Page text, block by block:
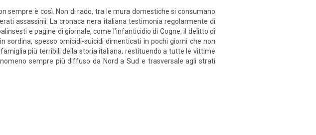
sempre è così. Non di rado, tra le mura domestiche si consumano
assassinii. La cronaca nera italiana testimonia regolarmente di
e pagine di giornale, come l’infanticidio di Cogne, il delitto di
sordina, spesso omicidi-suicidi dimenticati in pochi giorni che non
più terribili della storia italiana, restituendo a tutte le vittime
sempre più diffuso da Nord a Sud e trasversale agli strati